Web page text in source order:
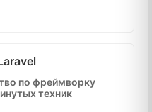
по фреймворку
техник